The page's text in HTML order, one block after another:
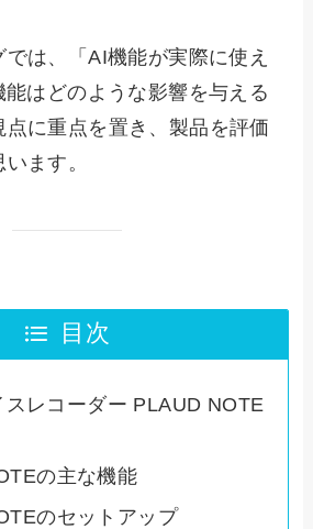
は、「AI機能が実際に使え
はどのような影響を与える
に重点を置き、製品を評価
ます。
目次
スレコーダー PLAUD NOTE
の主な機能
のセットアップ